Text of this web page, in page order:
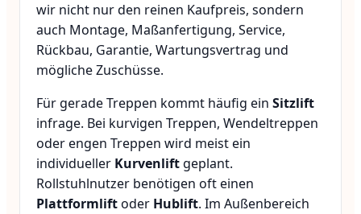
wir nicht nur den reinen Kaufpreis, sondern
auch Montage, Maßanfertigung, Service,
Rückbau, Garantie, Wartungsvertrag und
mögliche Zuschüsse.
Für gerade Treppen kommt häufig ein Sitzlift
infrage. Bei kurvigen Treppen, Wendeltreppen
oder engen Treppen wird meist ein
individueller Kurvenlift geplant.
Rollstuhlnutzer benötigen oft einen
Plattformliftoder Hublift. Im Außenbereich